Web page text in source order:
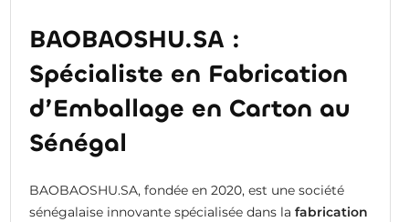
BAOBAOSHU.SA :
Spécialiste en Fabrication
d’Emballage en Carton au
Sénégal
BAOBAOSHU.SA, fondée en 2020, est une société
sénégalaise innovante spécialisée dans la fabrication